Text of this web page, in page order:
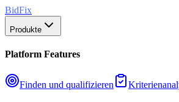
BidFix
Produkte
Platform Features
Finden und qualifizieren